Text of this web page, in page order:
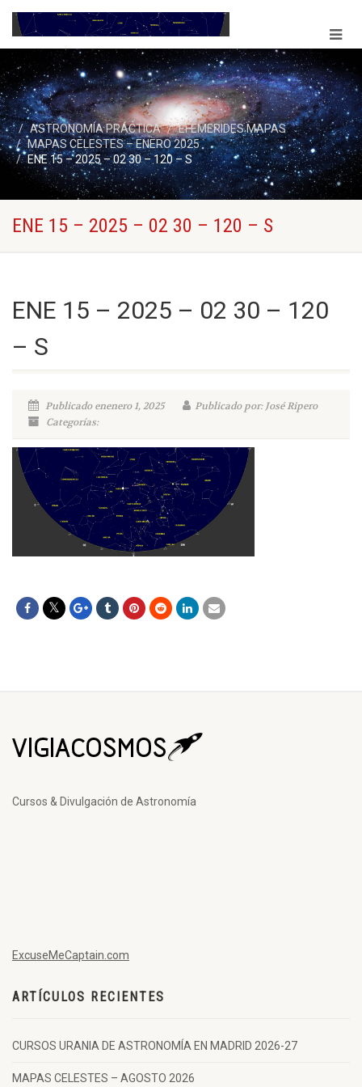
ASTRONOMÍA PRÁCTICA
EFEMERIDES MAPAS
MAPAS CELESTES – ENERO 2025
ENE 15 – 2025 – 02 30 – 120 – S
ENE 15 – 2025 – 02 30 – 120 – S
ENE 15 – 2025 – 02 30 – 120
– S
Publicado enenero 1, 2025
Publicado por: José Ripero
Categorías:
Cursos & Divulgación de Astronomía
ExcuseMeCaptain.com
ARTÍCULOS RECIENTES
CURSOS URANIA DE ASTRONOMÍA EN MADRID 2026-27
MAPAS CELESTES – AGOSTO 2026